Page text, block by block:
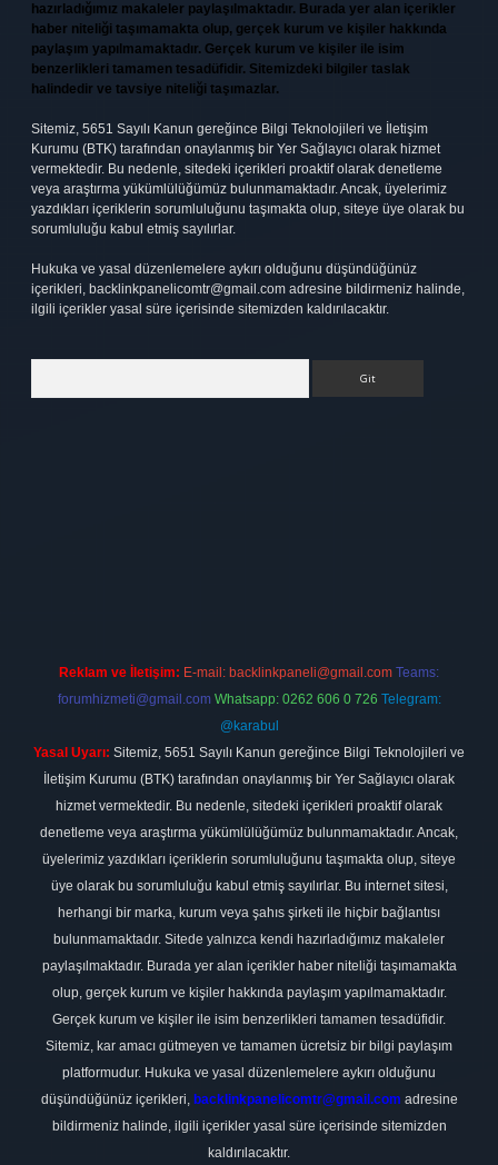
hazırladığımız makaleler paylaşılmaktadır. Burada yer alan içerikler
haber niteliği taşımamakta olup, gerçek kurum ve kişiler hakkında
paylaşım yapılmamaktadır. Gerçek kurum ve kişiler ile isim
benzerlikleri tamamen tesadüfidir. Sitemizdeki bilgiler taslak
halindedir ve tavsiye niteliği taşımazlar.
Sitemiz, 5651 Sayılı Kanun gereğince Bilgi Teknolojileri ve İletişim
Kurumu (BTK) tarafından onaylanmış bir Yer Sağlayıcı olarak hizmet
vermektedir. Bu nedenle, sitedeki içerikleri proaktif olarak denetleme
veya araştırma yükümlülüğümüz bulunmamaktadır. Ancak, üyelerimiz
yazdıkları içeriklerin sorumluluğunu taşımakta olup, siteye üye olarak bu
sorumluluğu kabul etmiş sayılırlar.
Hukuka ve yasal düzenlemelere aykırı olduğunu düşündüğünüz
içerikleri, backlinkpanelicomtr@gmail.com adresine bildirmeniz halinde,
ilgili içerikler yasal süre içerisinde sitemizden kaldırılacaktır.
Reklam ve İletişim: E-mail: backlinkpaneli@gmail.com Teams:
forumhizmeti@gmail.com Whatsapp: 0262 606 0 726 Telegram:
@karabul
Yasal Uyarı: Sitemiz, 5651 Sayılı Kanun gereğince Bilgi Teknolojileri ve
İletişim Kurumu (BTK) tarafından onaylanmış bir Yer Sağlayıcı olarak
hizmet vermektedir. Bu nedenle, sitedeki içerikleri proaktif olarak
denetleme veya araştırma yükümlülüğümüz bulunmamaktadır. Ancak,
üyelerimiz yazdıkları içeriklerin sorumluluğunu taşımakta olup, siteye
üye olarak bu sorumluluğu kabul etmiş sayılırlar. Bu internet sitesi,
herhangi bir marka, kurum veya şahıs şirketi ile hiçbir bağlantısı
bulunmamaktadır. Sitede yalnızca kendi hazırladığımız makaleler
paylaşılmaktadır. Burada yer alan içerikler haber niteliği taşımamakta
olup, gerçek kurum ve kişiler hakkında paylaşım yapılmamaktadır.
Gerçek kurum ve kişiler ile isim benzerlikleri tamamen tesadüfidir.
Sitemiz, kar amacı gütmeyen ve tamamen ücretsiz bir bilgi paylaşım
platformudur. Hukuka ve yasal düzenlemelere aykırı olduğunu
düşündüğünüz içerikleri, backlinkpanelicomtr@gmail.com adresine
bildirmeniz halinde, ilgili içerikler yasal süre içerisinde sitemizden
kaldırılacaktır.